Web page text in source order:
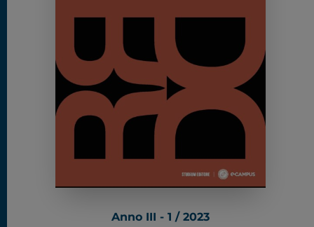
Anno III - 1 / 2023